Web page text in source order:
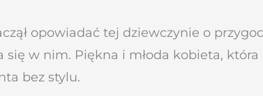
opowiadać tej dziewczynie o
się w nim. Piękna i młoda kobieta,
bez stylu.